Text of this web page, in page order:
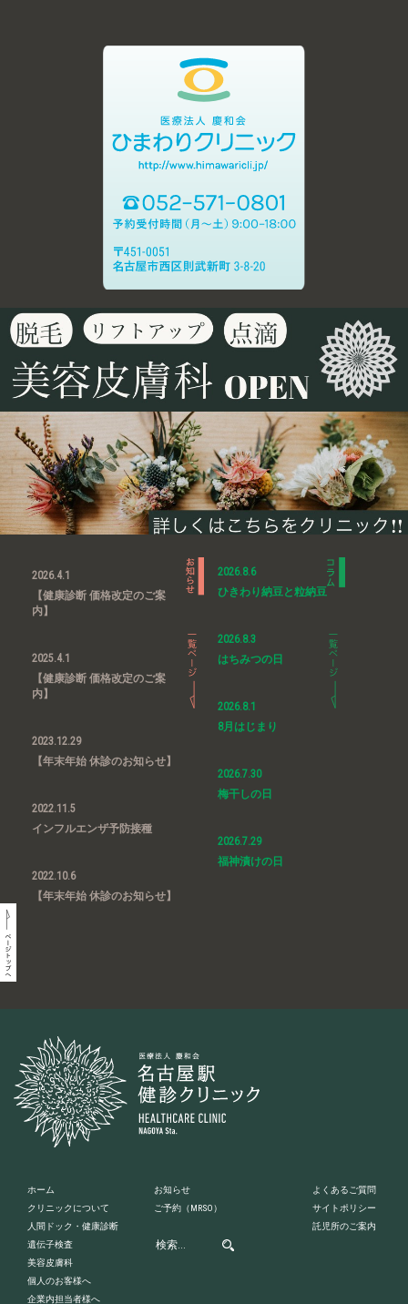
2026.4.1
【健康診断 価格改定のご案
内】
2025.4.1
【健康診断 価格改定のご案
内】
2023.12.29
【年末年始 休診のお知らせ】
2022.11.5
インフルエンザ予防接種
2022.10.6
【年末年始 休診のお知らせ】
2026.8.6
ひきわり納豆と粒納豆
2026.8.3
はちみつの日
2026.8.1
8月はじまり
2026.7.30
梅干しの日
2026.7.29
福神漬けの日
ホーム
クリニックについて
人間ドック・健康診断
遺伝子検査
美容皮膚科
個人のお客様へ
企業内担当者様へ
お知らせ
ご予約 （MRSO）
よくあるご質問
サイトポリシー
託児所のご案内